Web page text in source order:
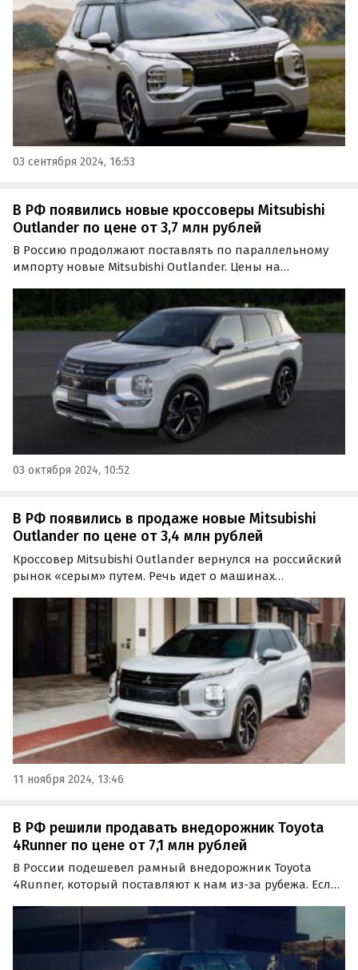
«Автоновости дня».
03 сентября 2024, 16:53
В РФ появились новые кроссоверы Mitsubishi
Outlander по цене от 3,7 млн рублей
В Россию продолжают поставлять по параллельному
импорту новые Mitsubishi Outlander. Цены на
подросли и в начале октября стартуют от 3 740 000
рублей, пишут «Автоновости дня».
03 октября 2024, 10:52
В РФ появились в продаже новые Mitsubishi
Outlander по цене от 3,4 млн рублей
Кроссовер Mitsubishi Outlander вернулся на российский
рынок «серым» путем. Речь идет о машинах
на одном из сайтов объявлений в ноябре начинаются
от 3 400 000 рублей, пишут «Автоновости дня».
11 ноября 2024, 13:46
В РФ решили продавать внедорожник Toyota
4Runner по цене от 7,1 млн рублей
В России подешевел рамный внедорожник Toyota
4Runner, который поставляют к нам из-за рубежа. Если
то сейчас, в середине января 2024 года, в продаже
появились автомобили за 7,1 млн, 8,9 млн и 9 млн…